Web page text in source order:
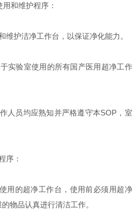
和维护程序：
护洁净工作台，以保证净化能力。
验室使用的所有国产医用超净工作
员均应熟知并严格遵守本SOP，室
序：
的超净工作台，使用前必须用超净
物品认真进行清洁工作。